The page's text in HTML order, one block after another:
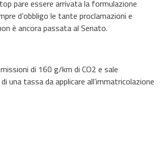
pare essere arrivata la formulazione
d’obbligo le tante proclamazioni e
è ancora passata al Senato.
di 160 g/km di CO2 e sale
tassa da applicare all’immatricolazione